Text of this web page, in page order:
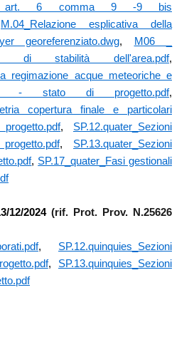
art. 6 comma 9 -9 bis
M.04_Relazione esplicativa della
georeferenziato.dwg,
M06 _
di stabilità dell'area.pdf,
regimazione acque meteoriche e
- stato di progetto.pdf,
copertura finale e particolari
, SP.12.quater_Sezioni
, SP.13.quater_Sezioni
, SP.17_quater_Fasi gestionali
12/2024 (rif. Prot. Prov. N.25626
, SP.12.quinquies_Sezioni
, SP.13.quinquies_Sezioni